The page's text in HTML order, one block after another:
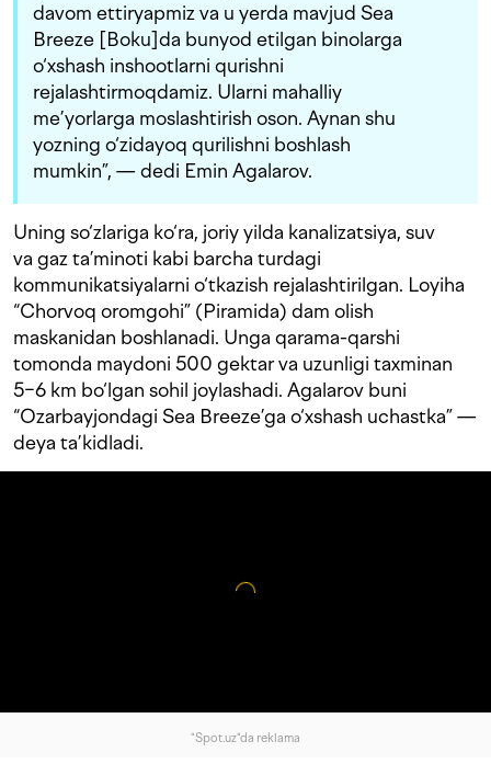
davom ettiryapmiz va u yerda mavjud Sea
Breeze [Boku]da bunyod etilgan binolarga
o‘xshash inshootlarni qurishni
rejalashtirmoqdamiz. Ularni mahalliy
me’yorlarga moslashtirish oson. Aynan shu
yozning o‘zidayoq qurilishni boshlash
mumkin”, — dedi Emin Agalarov.
Uning so‘zlariga ko‘ra, joriy yilda kanalizatsiya, suv
va gaz ta’minoti kabi barcha turdagi
kommunikatsiyalarni o‘tkazish rejalashtirilgan. Loyiha
“Chorvoq oromgohi” (Piramida) dam olish
maskanidan boshlanadi. Unga qarama-qarshi
tomonda maydoni 500 gektar va uzunligi taxminan
5−6 km bo‘lgan sohil joylashadi. Agalarov buni
“Ozarbayjondagi Sea Breeze’ga o‘xshash uchastka” —
deya ta’kidladi.
"Spot.uz"da reklama